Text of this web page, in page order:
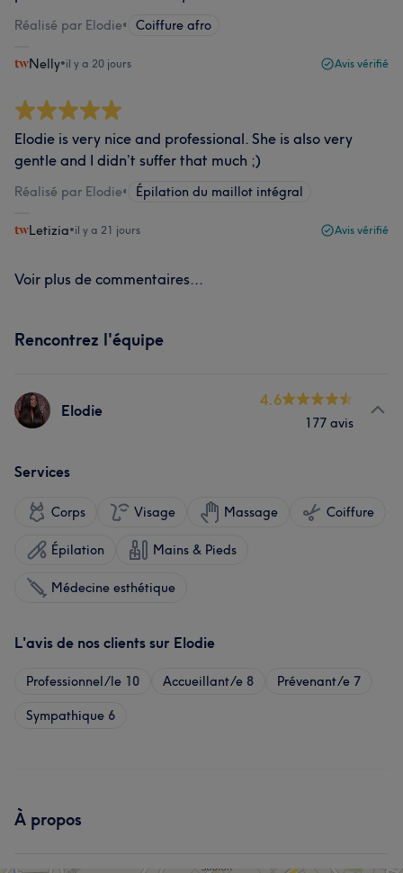
Réalisé par Elodie• Coiffure afro
Nelly•il y a 20 jours Avis vérifié
Elodie is very nice and professional. She is also very
gentle and I didn’t suffer that much ;)
Réalisé par Elodie• Épilation du maillot intégral
Letizia•il y a 21 jours Avis vérifié
Voir plus de commentaires...
Rencontrez l'équipe
Elodie
4.6
177 avis
Services
Corps Visage Massage Coiffure
Épilation Mains & Pieds
Médecine esthétique
L'avis de nos clients sur Elodie
Professionnel/le 10 Accueillant/e 8 Prévenant/e 7
Sympathique 6
À propos